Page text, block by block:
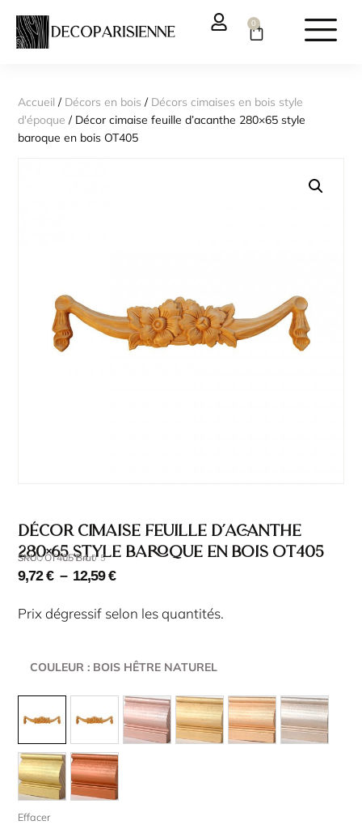
0
Accueil / Décors en bois / Décors cimaises en bois style
d'époque / Décor cimaise feuille d’acanthe 280×65 style
baroque en bois OT405
Décor cimaise feuille d’acanthe
280×65 style baroque en bois OT405
SKU : OT405
SKU : OT405 Brut
9,72€ – 12,59€
Prix dégressif selon les quantités.
COULEUR : BOIS HÊTRE NATUREL
Effacer